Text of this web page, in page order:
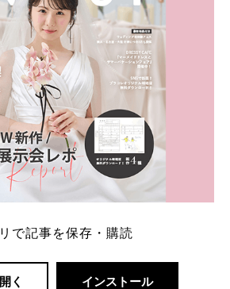
で記事を保存・購読
く インストール